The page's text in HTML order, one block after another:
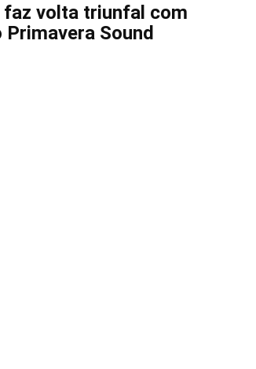
faz volta triunfal com
Sound